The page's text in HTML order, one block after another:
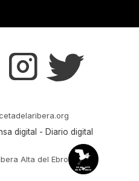
t r
digital - Diario digital
Alta del Ebro